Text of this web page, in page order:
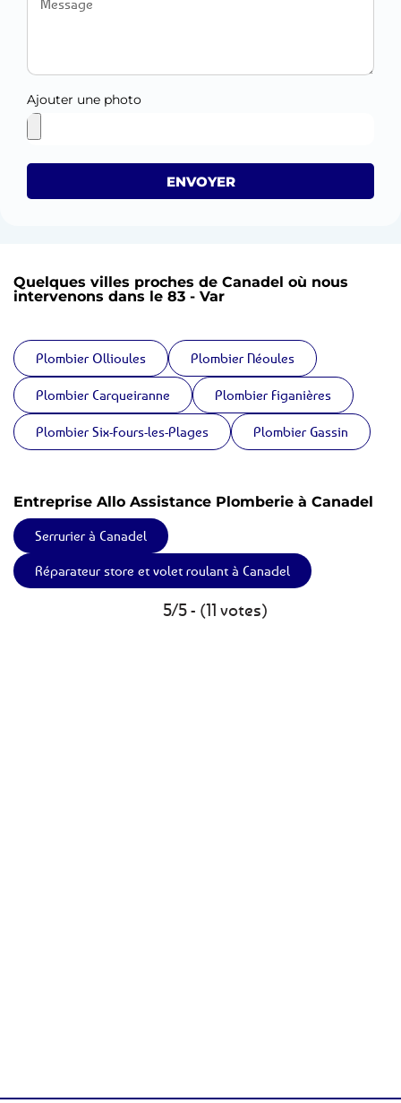
Ajouter une photo
ENVOYER
Quelques villes proches de Canadel où nous
intervenons dans le 83 - Var
Plombier Ollioules Plombier Néoules
Plombier Carqueiranne Plombier Figanières
Plombier Six-Fours-les-Plages Plombier Gassin
Entreprise Allo Assistance Plomberie à Canadel
Serrurier à Canadel
Réparateur store et volet roulant à Canadel
5/5 - (11 votes)